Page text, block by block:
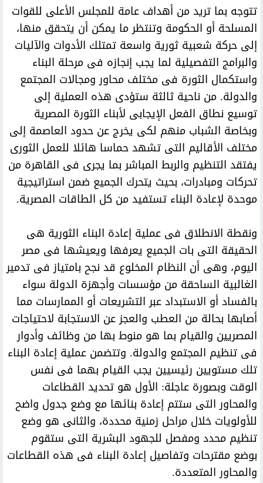
تتوجه بما تريد من أهداف عامة للمجلس الأعلى للقوات
المسلحة أو الحكومة وتنتظر ما يمكن أن يتحقق منها،
إلى حركة شعبية ثورية واسعة تمتلك الأدوات والآليات
والبرامج التفصيلية لما يجب إنجازه فى مرحلة البناء
واستكمال الثورة فى مختلف محاور ومجالات المجتمع
والدولة. من ناحية ثالثة ستؤدى هذه العملية إلى
توسيع نطاق الفعل الإيجابى لأبناء الثورة المصرية
وبخاصة الشباب منهم لكى يخرج عن حدود العاصمة إلى
مختلف الأقاليم التى تشهد حماسا هائلا للعمل الثورى
يفتقد التنظيم والربط المباشر بما يجرى فى القاهرة من
تحركات ومبادرات، بحيث يتحرك الجميع ضمن استراتيجية
موحدة لإعادة البناء تستفيد من كل الطاقات المصرية.
ونقطة الانطلاق فى عملية إعادة البناء الثورية هى
الحقيقة التى بات الجميع يعرفها ويعيشها فى مصر
اليوم، وهى أن النظام المخلوع قد نجح بامتياز فى تدمير
الغالبية الساحقة من مؤسسات وأجهزة الدولة سواء
بالفساد أو الاستبداد عبر التشريعات أو الممارسات مما
أصابها بحالة من العطب والعجز عن الاستجابة لاحتياجات
المصريين والقيام بما هو منوط بها من وظائف وأدوار
فى تنظيم المجتمع والدولة. وتتضمن عملية إعادة البناء
تلك مستويين رئيسيين يجب القيام بهما فى نفس
الوقت وبصورة عاجلة: الأول هو تحديد القطاعات
والمحاور التى ستتم إعادة بنائها مع وضع جدول واضح
للأولويات خلال مراحل زمنية محددة، والثانى هو وضع
تنظيم محدد ومفصل للجهود البشرية التى ستقوم
بوضع مقترحات وتفاصيل إعادة البناء فى هذه القطاعات
والمحاور المتعددة.